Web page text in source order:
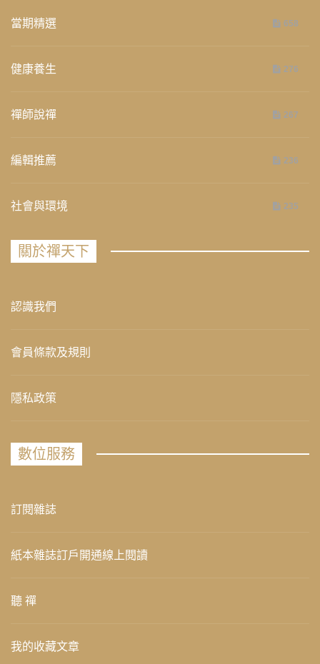
當期精選 658
健康養生 276
禪師說禪 267
編輯推薦 236
社會與環境 235
關於禪天下
認識我們
會員條款及規則
隱私政策
數位服務
訂閱雜誌
紙本雜誌訂戶開通線上閱讀
聽 禪
我的收藏文章